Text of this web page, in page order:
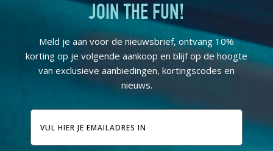
JOIN THE FUN!
Meld je aan voor de nieuwsbrief, ontvang 10%
korting op je volgende aankoop en blijf op de hoogte
van exclusieve aanbiedingen, kortingscodes en
nieuws.
E-
mailadres